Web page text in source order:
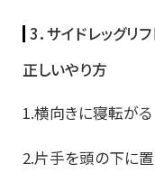
3．サイドレッグリフ
正しいやり方
1.横向きに寝転がる
2.片手を頭の下に